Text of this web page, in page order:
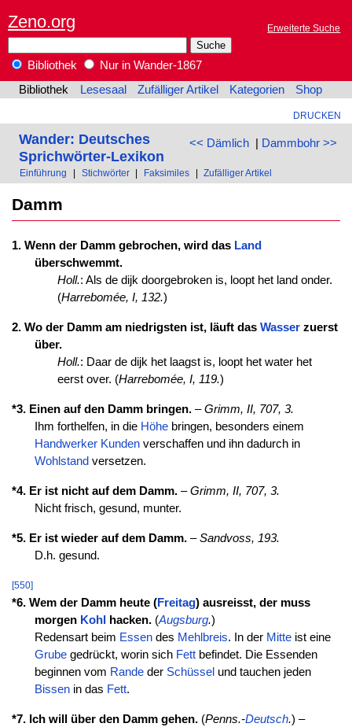
Zeno.org Erweiterte Suche
Bibliothek
Nur in Wander-1867
Bibliothek
Lesesaal Zufälliger Artikel Kategorien Shop
DRUCKEN
<< Dämlich| Dammbohr >>
Wander: Deutsches
Sprichwörter-Lexikon
Einführung Stichwörter Faksimiles Zufälliger Artikel
Damm
1. Wenn der Damm gebrochen, wird das Land
überschwemmt.
Holl.: Als de dijk doorgebroken is, loopt het land onder.
(Harrebomée, I, 132.)
2. Wo der Damm am niedrigsten ist, läuft das Wasserzuerst
über.
Holl.: Daar de dijk het laagst is, loopt het water het
eerst over. (Harrebomée, I, 119.)
*3. Einen auf den Damm bringen.–Grimm, II, 707, 3.
Ihm forthelfen, in die Höhebringen, besonders einem
Handwerker Kundenverschaffen und ihn dadurch in
Wohlstand versetzen.
*4. Er ist nicht auf dem Damm.–Grimm, II, 707, 3.
Nicht frisch, gesund, munter.
*5. Er ist wieder auf dem Damm.–Sandvoss, 193.
D.h. gesund.
[550]
*6. Wem der Damm heute (Freitag) ausreisst, der muss
morgen Kohl hacken.(Augsburg.)
Redensart beim Essendes Mehlbreis. In der Mitteist eine
Grubegedrückt, worin sich Fettbefindet. Die Essenden
beginnen vom Randeder Schüssel und tauchen jeden
Bissenin das Fett.
*7. Ich will über den Damm gehen.(Penns.-Deutsch.) –